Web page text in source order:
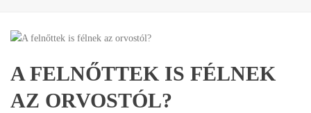
A FELNŐTTEK IS FÉLNEK
AZ ORVOSTÓL?